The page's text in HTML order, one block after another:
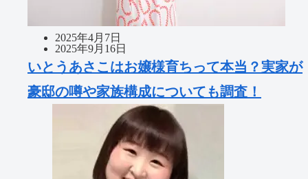
2025年4月7日
2025年9月16日
いとうあさこはお嬢様育ちって本当？実家が
豪邸の噂や家族構成についても調査！